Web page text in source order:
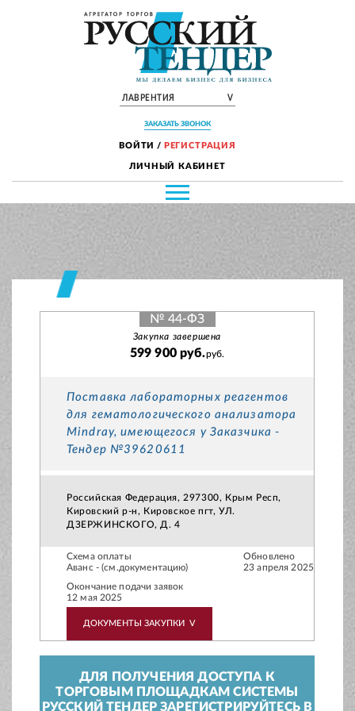
ЛАВРЕНТИЯ V
ЗАКАЗАТЬ ЗВОНОК
ВОЙТИ / РЕГИСТРАЦИЯ
ЛИЧНЫЙ КАБИНЕТ
№ 44-ФЗ
Закупка завершена
599 900 руб.руб.
Поставка лабораторных реагентов
для гематологического анализатора
Mindray, имеющегося у Заказчика -
Тендер №39620611
Российская Федерация, 297300, Крым Респ,
Кировский р-н, Кировское пгт, УЛ.
ДЗЕРЖИНСКОГО, Д. 4
Схема оплаты
Аванс - (см.документацию)
Обновлено
23 апреля 2025
Окончание подачи заявок
12 мая 2025
ДОКУМЕНТЫ ЗАКУПКИ V
ДЛЯ ПОЛУЧЕНИЯ ДОСТУПА К
ТОРГОВЫМ ПЛОЩАДКАМ СИСТЕМЫ
РУССКИЙ ТЕНДЕР ЗАРЕГИСТРИРУЙТЕСЬ В